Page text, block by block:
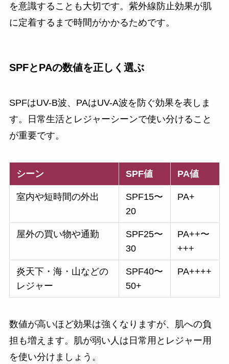
を意識することも大切です。紫外線防止効果が肌
に定着するまで時間がかかるためです。
SPFとPAの数値を正しく選ぶ
SPFはUV-B波、PAはUV-A波を防ぐ効果を表しま
す。日常生活とレジャーシーンで使い分けること
が重要です。
シーン SPF値 PA値
室内や短時間の外出
SPF15〜
20
PA+
屋外の買い物や通勤
SPF25〜
30
PA++〜
+++
炎天下・海・山などの
レジャー
SPF40〜
50+
PA++++
数値が高いほど効果は強くなりますが、肌への負
担も増えます。肌が弱い人は日常用とレジャー用
を使い分けましょう。